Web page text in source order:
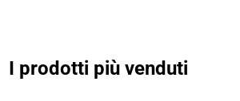
I prodotti più venduti